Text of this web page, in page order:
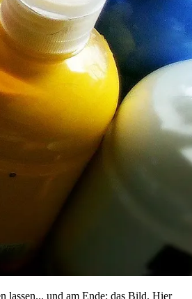
lassen... und am Ende: das Bild. Hier